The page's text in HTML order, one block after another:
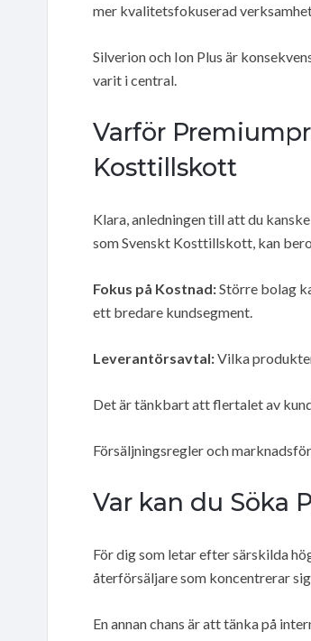
mer kvalitetsfokuserad
Silverion och Ion Plus är
varit i central.
Varför
Kosttillskott
Klara, anledningen till att du
som Svenskt Kosttillskott, kan
Fokus på Kostnad:Större bolag
ett bredare kundsegment.
Leverantörsavtal:Vilka
Det är tänkbart att flertalet av
Försäljningsregler och
Var kan du Söka
För dig som letar efter särskilda
återförsäljare som koncentrerar
En annan chans är att tänka på